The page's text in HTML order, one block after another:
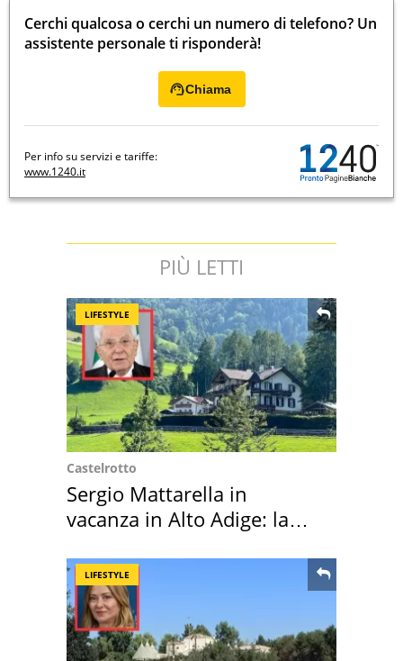
Cerchi qualcosa o cerchi un numero di telefono? Un
assistente personale ti risponderà!
Chiama
Per info su servizi e tariffe:
www.1240.it
PIÙ LETTI
LIFESTYLE
Castelrotto
Sergio Mattarella in
vacanza in Alto Adige: la
LIFESTYLE